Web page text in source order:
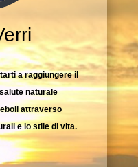
a raggiungere il
naturale
attraverso
e lo stile di vita.